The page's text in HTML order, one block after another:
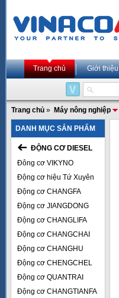
Trang chủ Giới thiệu
Trang chủ » Máy nông nghiệp
DANH MỤC SẢN PHẨM
ĐỘNG CƠ DIESEL
Đông cơ VIKYNO
Động cơ hiệu Tứ Xuyên
Động cơ CHANGFA
Động cơ JIANGDONG
Động cơ CHANGLIFA
Động cơ CHANGCHAI
Động cơ CHANGHU
Động cơ CHENGCHEL
Động cơ QUANTRAI
Động cơ CHANGTIANFA